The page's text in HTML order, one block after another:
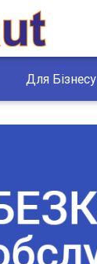
Для Бізнесу